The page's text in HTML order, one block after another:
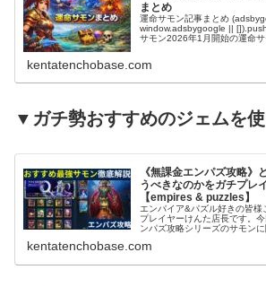
まとめ
運命サモン記事まとめ
window.adsbygoogle ||
サモン2026年1月開始の運命
kentatenchobase.com
▼ガチ勢おすすめのジェムを
《無課金エンパズ攻略》
うべきなのかをガチプレ
【empires & puzzles】
エンパイア&パズル好きの皆
プレイヤーけんた店長です。
ンパズ攻略シリーズのサモン
筆者が、多くのプレイヤーさん
kentatenchobase.com